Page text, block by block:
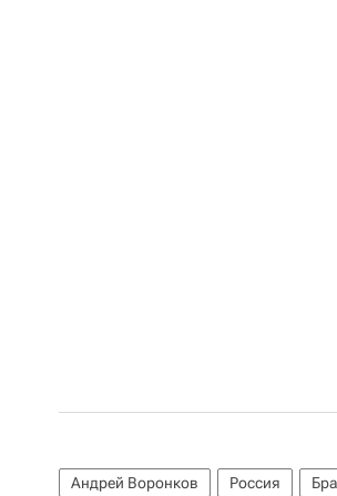
Андрей Воронков Россия